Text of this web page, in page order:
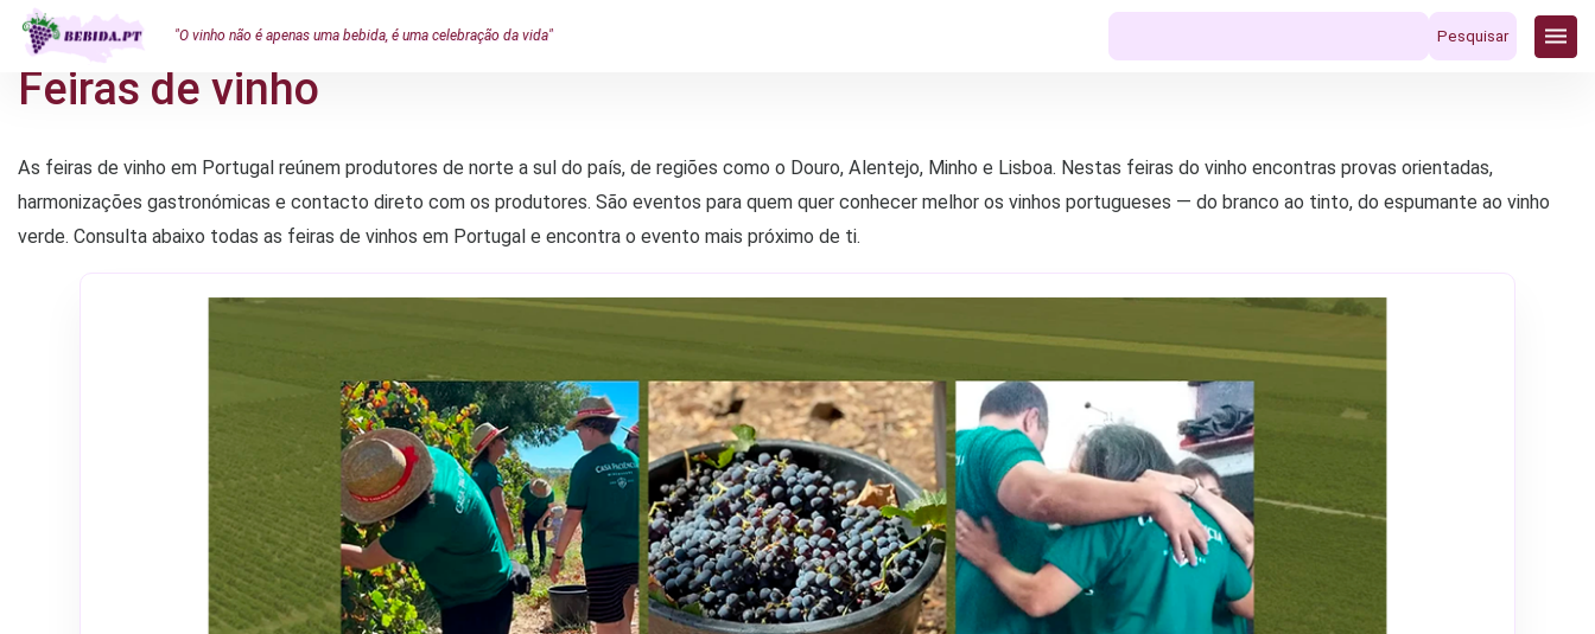
"O vinho não é apenas uma bebida, é uma celebração da vida"
Pesquisar
Feiras de vinho
Feiras de vinho
As feiras de vinho em Portugal reúnem produtores de norte a sul do país, de regiões como o Douro, Alentejo, Minho e Lisboa. Nestas feiras do vinho encontras provas orientadas,
harmonizações gastronómicas e contacto direto com os produtores. São eventos para quem quer conhecer melhor os vinhos portugueses — do branco ao tinto, do espumante ao vinho
verde. Consulta abaixo todas as feiras de vinhos em Portugal e encontra o evento mais próximo de ti.